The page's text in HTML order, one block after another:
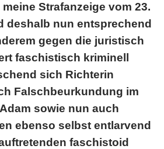
Strafanzeige vom 23.
deshalb nun entsprechend
gegen die juristisch
faschistisch kriminell
sich Richterin
Falschbeurkundung im
sowie nun auch
ebenso selbst entlarvend
faschistoid